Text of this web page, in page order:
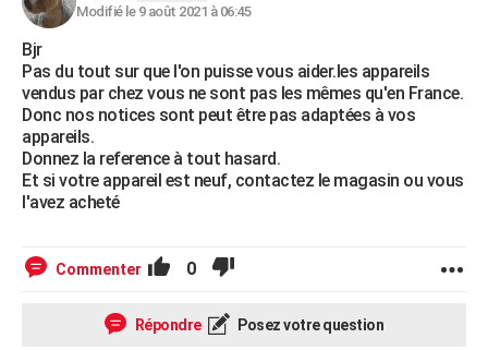
Modifié le 9 août 2021 à 06:45
Bjr
Pas du tout sur que l'on puisse vous aider.les appareils
vendus par chez vous ne sont pas les mêmes qu'en France.
Donc nos notices sont peut être pas adaptées à vos
appareils.
Donnez la reference à tout hasard.
Et si votre appareil est neuf, contactez le magasin ou vous
l'avez acheté
Commenter 0
Répondre Posez votre question